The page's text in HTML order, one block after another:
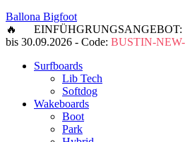
Ballona Bigfoot
🔥 EINFÜHGRUNGSANGEBOT:
bis 30.09.2026 - Code: BUSTIN-
Surfboards
Lib Tech
Softdog
Wakeboards
Boot
Park